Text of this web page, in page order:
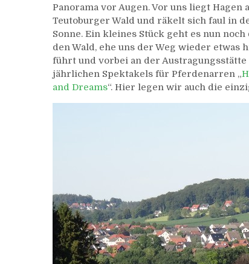
Panorama vor Augen. Vor uns liegt Hagen
Teutoburger Wald und räkelt sich faul in
Sonne. Ein kleines Stück geht es nun noch
den Wald, ehe uns der Weg wieder etwas
führt und vorbei an der Austragungsstätte
jährlichen Spektakels für Pferdenarren „
and Dreams“. Hier legen wir auch die